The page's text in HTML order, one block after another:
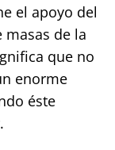
el apoyo del
de la
que no
enorme
éste